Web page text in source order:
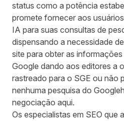
status como a potência
promete fornecer aos
IA para suas consultas de
dispensando a necessidade
site para obter as
Google dando aos editores a
rastreado para o SGE ou não
nenhuma pesquisa do
negociação aqui.
Os especialistas em SEO que